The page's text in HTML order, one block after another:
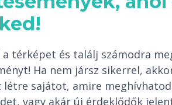
a térképet és találj számodra
Ha nem jársz sikerrel,
létre sajátot, amire
vagy akár új érdeklődők